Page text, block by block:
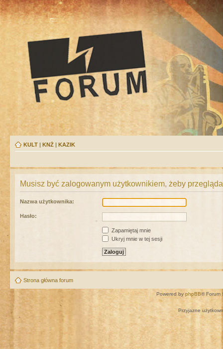
KULT | KNŻ | KAZIK
Musisz być zalogowanym użytkownikiem, żeby
Nazwa użytkownika:
Hasło:
Zapamiętaj mnie
Ukryj mnie w tej sesji
Strona główna forum
Powered by phpBB® Forum
Przyjazne